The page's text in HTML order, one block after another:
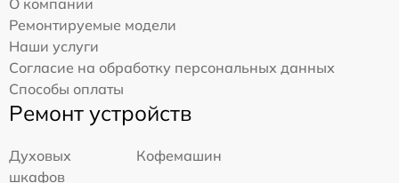
Ремонтируемые модели
Наши услуги
Согласие на обработку персональных данных
Способы оплаты
Ремонт устройств
Духовых
шкафов
Кофемашин